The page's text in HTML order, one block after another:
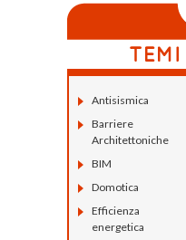
Antisismica
Barriere
Architettoniche
BIM
Domotica
Efficienza
energetica